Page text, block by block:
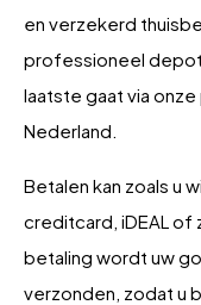
en verzekerd
professioneel depot
laatste gaat via
Nederland.
Betalen kan zoals u
creditcard, iDEAL
betaling wordt uw
verzonden, zodat u